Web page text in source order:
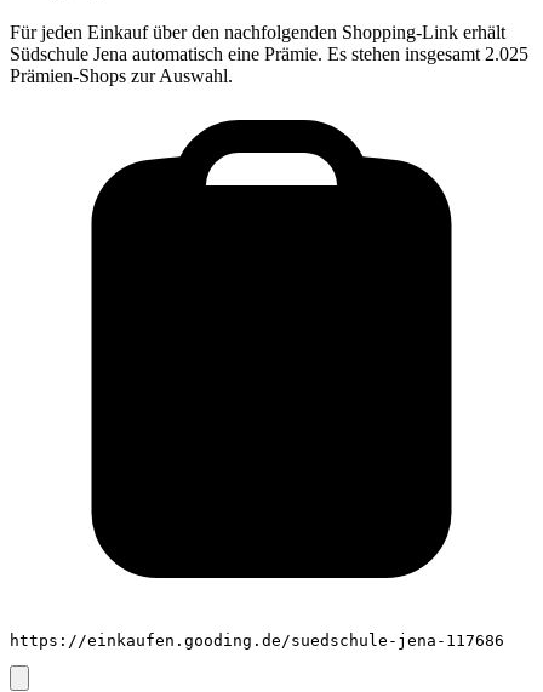
Für jeden Einkauf über den nachfolgenden Shopping-Link erhält
Südschule Jena automatisch eine Prämie. Es stehen insgesamt 2.025
Prämien-Shops zur Auswahl.
https://einkaufen.gooding.de/suedschule-jena-117686